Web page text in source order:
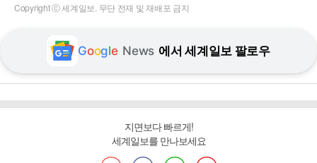
Copyright ⓒ 세계일보. 무단 전재 및 재배포 금지
Google News 에서 세계일보 팔로우
지면보다 빠르게!
세계일보를 만나보세요